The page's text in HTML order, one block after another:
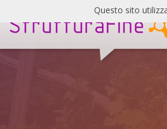
contenuto
Questo sito